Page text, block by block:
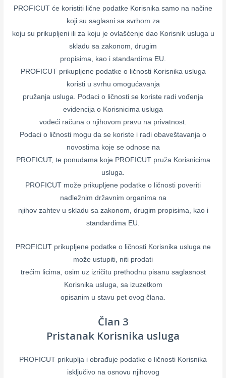
PROFICUT će koristiti lične podatke Korisnika samo na načine
koji su saglasni sa svrhom za
koju su prikupljeni ili za koju je ovlašćenje dao Korisnik usluga u
skladu sa zakonom, drugim
propisima, kao i standardima EU.
PROFICUT prikupljene podatke o ličnosti Korisnika usluga
koristi u svrhu omogućavanja
pružanja usluga. Podaci o ličnosti se koriste radi vođenja
evidencija o Korisnicima usluga
vodeći računa o njihovom pravu na privatnost.
Podaci o ličnosti mogu da se koriste i radi obaveštavanja o
novostima koje se odnose na
PROFICUT, te ponudama koje PROFICUT pruža Korisnicima
usluga.
PROFICUT može prikupljene podatke o ličnosti poveriti
nadležnim državnim organima na
njihov zahtev u skladu sa zakonom, drugim propisima, kao i
standardima EU.
PROFICUT prikupljene podatke o ličnosti Korisnika usluga ne
može ustupiti, niti prodati
trećim licima, osim uz izričitu prethodnu pisanu saglasnost
Korisnika usluga, sa izuzetkom
opisanim u stavu pet ovog člana.
Član 3
Pristanak Korisnika usluga
PROFICUT prikuplja i obrađuje podatke o ličnosti Korisnika
isključivo na osnovu njihovog